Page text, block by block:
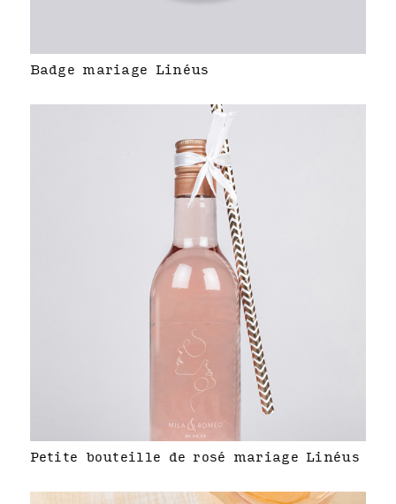
Badge mariage Linéus
Petite bouteille de rosé mariage Linéus